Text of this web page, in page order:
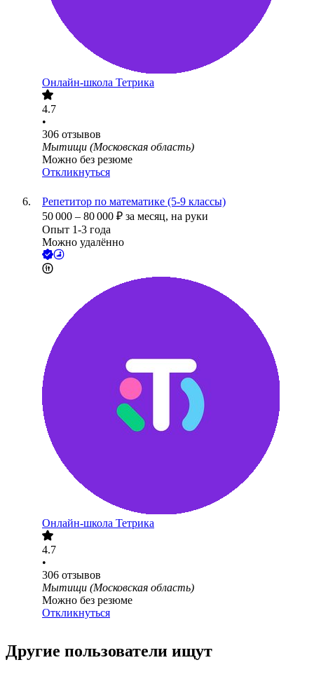
Онлайн-школа Тетрика
4.7
•
306 отзывов
Мытищи (Московская область)
Можно без резюме
Откликнуться
Репетитор по математике (5-9 классы)
50 000 – 80 000 ₽ за месяц, на руки
Опыт 1-3 года
Можно удалённо
Онлайн-школа Тетрика
4.7
•
306 отзывов
Мытищи (Московская область)
Можно без резюме
Откликнуться
Другие пользователи ищут